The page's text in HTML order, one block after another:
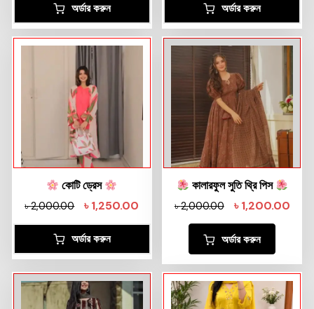
অর্ডার করুন অর্ডার করুন
কোটি ড্রেস
৳2,000.00 ৳1,250.00
অর্ডার করুন
কালারফুল সুতি থ্রি পিস
৳2,000.00 ৳1,200.00
অর্ডার করুন